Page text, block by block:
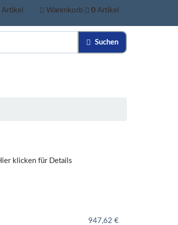
Artikel Warenkorb 0 Artikel
Suchen
947,62 €